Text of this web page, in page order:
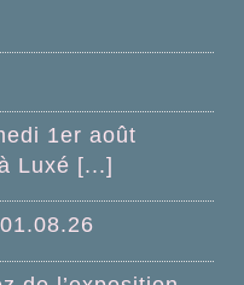
1er août
Luxé [...]